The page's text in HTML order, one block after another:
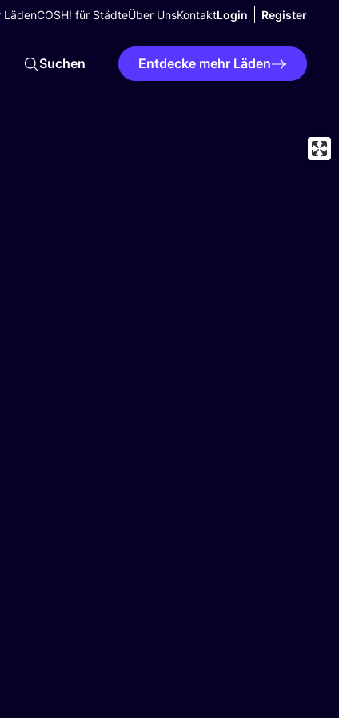
LädenCOSH! für StädteÜber UnsKontaktLogin Register
Suchen Entdecke mehr Läden